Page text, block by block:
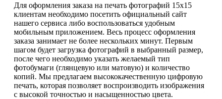
Для оформления заказа на печать фотографий 15х15
клиентам необходимо посетить официальный сайт
нашего сервиса либо воспользоваться удобным
мобильным приложением. Весь процесс оформления
заказа занимает не более нескольких минут. Первым
шагом будет загрузка фотографий в выбранный размер,
после чего необходимо указать желаемый тип
фотобумаги (глянцевую или матовую) и количество
копий. Мы предлагаем высококачественную цифровую
печать, которая позволяет воспроизводить изображения
с высокой точностью и насыщенностью цвета.